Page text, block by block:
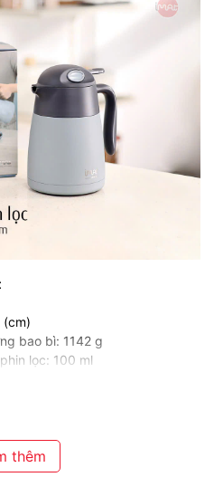
(cm)
bao bì: 1142 g
lọc: 100 ml
thêm